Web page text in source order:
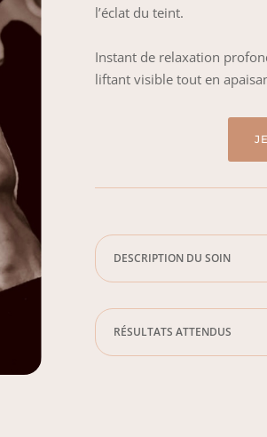
l’éclat du teint.
Instant de relaxation
liftant visible tout en
DESCRIPTION DU SOIN
RÉSULTATS ATTENDUS